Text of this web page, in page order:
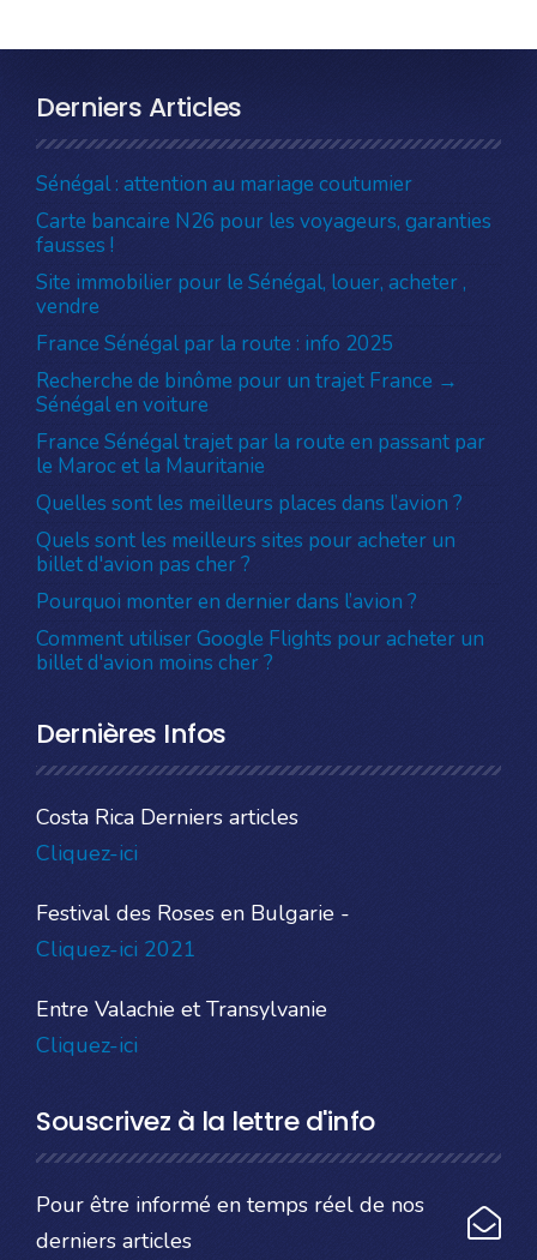
Derniers Articles
Sénégal : attention au mariage coutumier
Carte bancaire N26 pour les voyageurs, garanties
fausses !
Site immobilier pour le Sénégal, louer, acheter ,
vendre
France Sénégal par la route : info 2025
Recherche de binôme pour un trajet France →
Sénégal en voiture
France Sénégal trajet par la route en passant par
le Maroc et la Mauritanie
Quelles sont les meilleurs places dans l’avion ?
Quels sont les meilleurs sites pour acheter un
billet d'avion pas cher ?
Pourquoi monter en dernier dans l’avion ?
Comment utiliser Google Flights pour acheter un
billet d'avion moins cher ?
Dernières Infos
Costa Rica Derniers articles
Cliquez-ici
Festival des Roses en Bulgarie -
Cliquez-ici 2021
Entre Valachie et Transylvanie
Cliquez-ici
Souscrivez à la lettre d'info
Pour être informé en temps réel de nos
derniers articles